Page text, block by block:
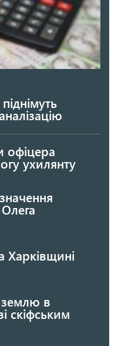
офіцера
ухилянту
Харківщині
в
скіфським